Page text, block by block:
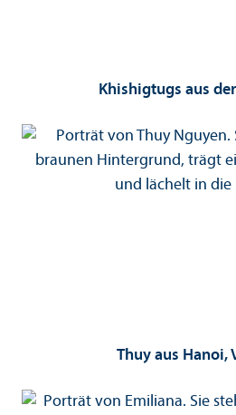
Khishigtugs aus
Thuy aus Hanoi,